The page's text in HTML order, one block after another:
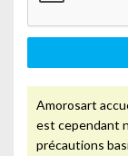
Amorosart
est cependant
précautions